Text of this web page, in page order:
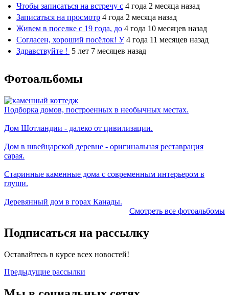
Чтобы записаться на встречу с 4 года 2 месяца назад
Записаться на просмотр 4 года 2 месяца назад
Живем в поселке с 19 года, до 4 года 10 месяцев назад
Согласен, хороший посёлок! У 4 года 11 месяцев назад
Здравствуйте ! 5 лет 7 месяцев назад
Фотоальбомы
Подборка домов, построенных в необычных местах.
Дом Шотландии - далеко от цивилизации.
Дом в швейцарской деревне - оригинальная реставрация
сарая.
Старинные каменные дома с современным интерьером в
глуши.
Деревянный дом в горах Канады.
Смотреть все фотоальбомы
Подписаться на рассылку
Оставайтесь в курсе всех новостей!
Предыдущие рассылки